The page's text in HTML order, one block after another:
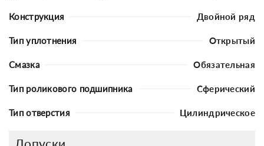
Конструкция Двойной ряд
Тип уплотнения Открытый
Смазка Обязательная
Тип роликового подшипника Сферический
Тип отверстия Цилиндрическое